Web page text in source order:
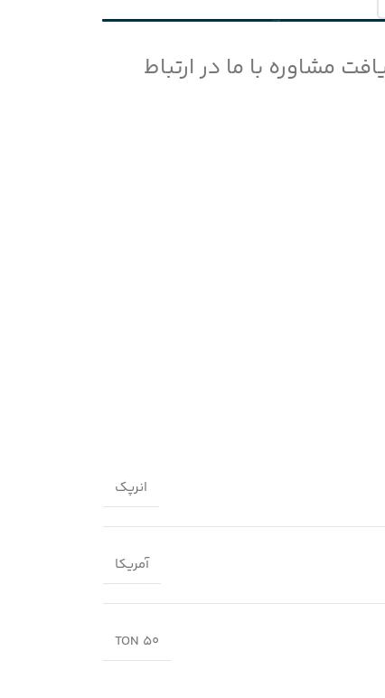
مشاوره با ما در ارتباط
انرپک
آمریکا
50 TON